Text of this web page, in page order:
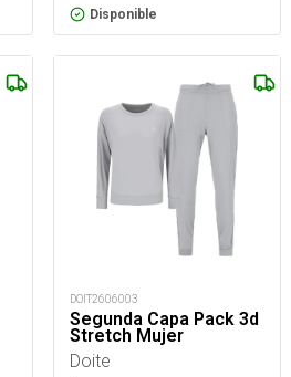
Disponible
DOIT2606003
Segunda Capa Pack 3d
Stretch Mujer
Doite